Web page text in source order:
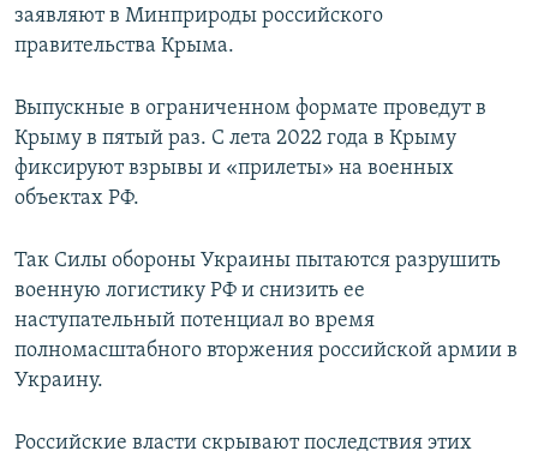
заявляют в Минприроды российского
правительства Крыма.
Выпускные в ограниченном формате проведут в
Крыму в пятый раз. С лета 2022 года в Крыму
фиксируют взрывы и «прилеты» на военных
объектах РФ.
Так Силы обороны Украины пытаются разрушить
военную логистику РФ и снизить ее
наступательный потенциал во время
полномасштабного вторжения российской армии в
Украину.
Российские власти скрывают последствия этих